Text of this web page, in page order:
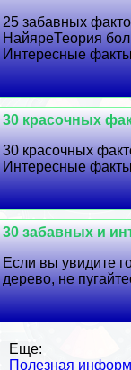
25 забавных
НайяреТеория
Интересные
30 красочных
30 красочных
Интересные
30 забавных и
Если вы увидите
дерево, не
Еще:
Полезная